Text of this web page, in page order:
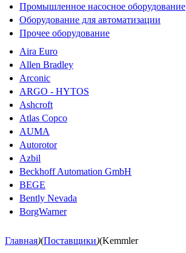
Промышленное насосное оборудование
Оборудование для автоматизации
Прочее оборудование
Aira Euro
Allen Bradley
Arconic
ARGO - HYTOS
Ashcroft
Atlas Copco
AUMA
Autorotor
Azbil
Beckhoff Automation GmbH
BEGE
Bently Nevada
BorgWarner
Главная)(Поставщики)(Kemmler